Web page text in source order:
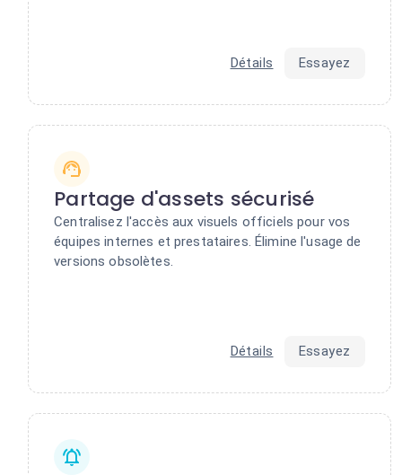
Détails Essayez
Partage d'assets sécurisé
Centralisez l'accès aux visuels officiels pour vos
équipes internes et prestataires. Élimine l'usage de
versions obsolètes.
Détails Essayez